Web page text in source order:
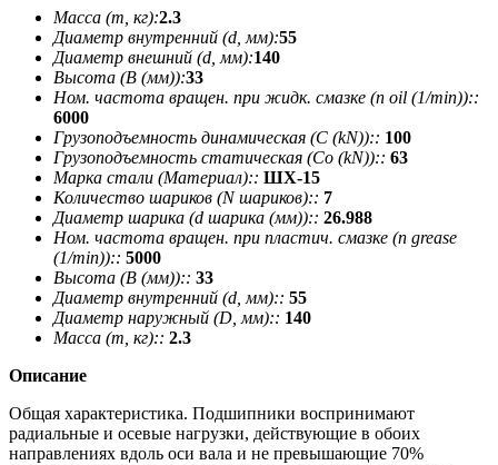
Масса (m, кг):2.3
Диаметр внутренний (d, мм):55
Диаметр внешний (d, мм):140
Высота (В (мм)):33
Ном. частота вращен. при жидк. смазке (n oil (1/min))::
6000
Грузоподъемность динамическая (C (kN)):: 100
Грузоподъемность статическая (Co (kN)):: 63
Марка стали (Материал):: ШХ-15
Количество шариков (N шариков):: 7
Диаметр шарика (d шарика (мм)):: 26.988
Ном. частота вращен. при пластич. смазке (n grease
(1/min)):: 5000
Высота (В (мм)):: 33
Диаметр внутренний (d, мм):: 55
Диаметр наружный (D, мм):: 140
Масса (m, кг):: 2.3
Описание
Общая характеристика. Подшипники воспринимают
радиальные и осевые нагрузки, действующие в обоих
направлениях вдоль оси вала и не превышающие 70%